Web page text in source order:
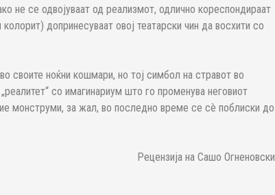
не се одвојуваат од реализмот, одлично кореспондираат
допринесуваат овој театарски чин да восхити со
своите ноќни кошмари, но тој симбол на стравот во
со имагинариум што го променува неговиот
монструми, за жал, во последно време се сè поблиски до
Рeцензија на Сашо Огненовски